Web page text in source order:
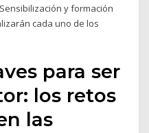
y formación
cada uno de los
para ser
los retos
las